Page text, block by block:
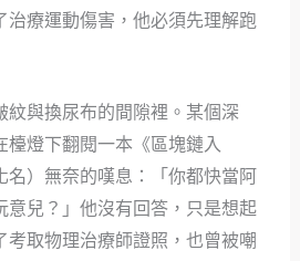
治療運動傷害，他必須先理解跑
紋與換尿布的間隙裡。某個深
檯燈下翻閱一本《區塊鏈入
名）無奈的嘆息：「你都快當阿
意兒？」他沒有回答，只是想起
考取物理治療師證照，也曾被嘲